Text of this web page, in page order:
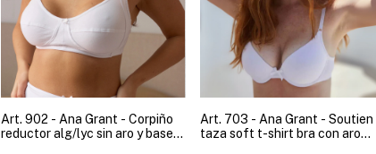
Art. 902 - Ana Grant - Corpiño
reductor alg/lyc sin aro y base (
Art. 703 - Ana Grant - Soutien
taza soft t-shirt bra con aro